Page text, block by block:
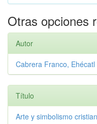
Otras opciones
Autor
Cabrera Franco, Ehécatl
Título
Arte y simbolismo